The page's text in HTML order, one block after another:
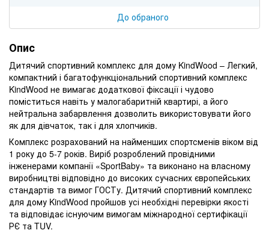
До обраного
Опис
Дитячий спортивний комплекс для дому KindWood – Легкий,
компактний і багатофункціональний спортивний комплекс
KindWood не вимагає додаткової фіксації і чудово
поміститься навіть у малогабаритній квартирі, а його
нейтральна забарвлення дозволить використовувати його
як для дівчаток, так і для хлопчиків.
Комплекс розрахований на найменших спортсменів віком від
1 року до 5-7 років. Виріб розроблений провідними
інженерами компанії «SportBaby» та виконано на власному
виробництві відповідно до високих сучасних європейських
стандартів та вимог ГОСТу. Дитячий спортивний комплекс
для дому KindWood пройшов усі необхідні перевірки якості
та відповідає існуючим вимогам міжнародної сертифікації
РЄ та TUV.